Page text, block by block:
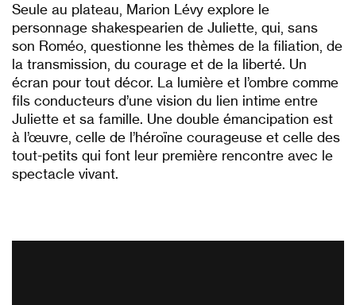
Seule au plateau, Marion Lévy explore le
personnage shakespearien de Juliette, qui, sans
son Roméo, questionne les thèmes de la filiation, de
la transmission, du courage et de la liberté. Un
écran pour tout décor. La lumière et l’ombre comme
fils conducteurs d’une vision du lien intime entre
Juliette et sa famille. Une double émancipation est
à l’œuvre, celle de l’héroïne courageuse et celle des
tout-petits qui font leur première rencontre avec le
spectacle vivant.